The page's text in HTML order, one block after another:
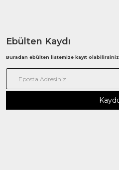
Ebülten Kaydı
Buradan ebülten listemize kayıt olabilirsiniz